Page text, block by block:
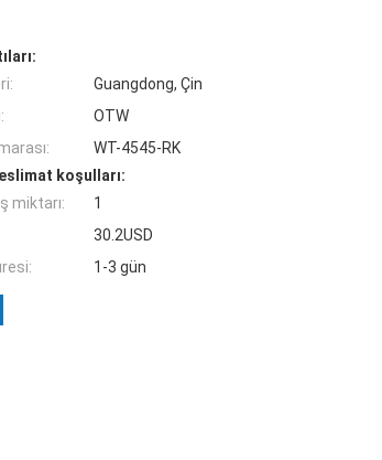
Guangdong, Çin
OTW
WT-4545-RK
koşulları:
miktarı:
1
30.2USD
1-3 gün